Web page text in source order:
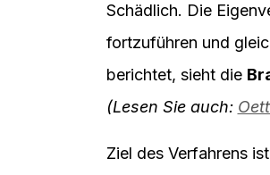
Schädlich. Die
fortzuführen und
berichtet, sieht die
(Lesen Sie auch:
Ziel des Verfahrens